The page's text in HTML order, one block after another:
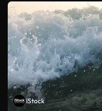
iStock